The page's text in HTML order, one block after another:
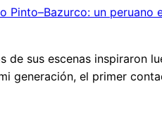
Pinto–Bazurco: un peruano
sus escenas inspiraron
generación, el primer